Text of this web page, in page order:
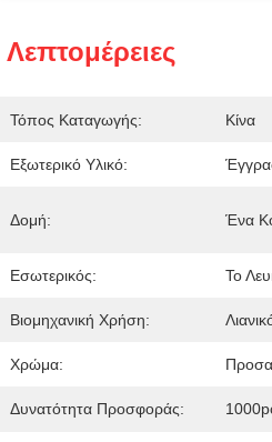
Λεπτομέρειες
Τόπος Καταγωγής: Κίνα
Εξωτερικό Υλικό:
Δομή: Ένα
Εσωτερικός: Το
Βιομηχανική Χρήση:
Χρώμα:
Δυνατότητα Προσφοράς: